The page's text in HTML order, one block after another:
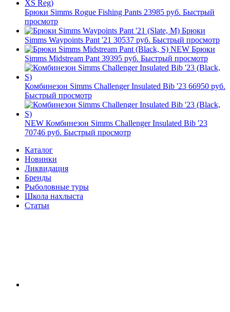
Брюки Simms Rogue Fishing Pants 23985 руб. Быстрый
просмотр
Брюки
Simms Waypoints Pant '21 30537 руб. Быстрый просмотр
NEW Брюки
Simms Midstream Pant 39395 руб. Быстрый просмотр
Комбинезон Simms Challenger Insulated Bib '23 66950 руб.
Быстрый просмотр
NEW Комбинезон Simms Challenger Insulated Bib '23
70746 руб. Быстрый просмотр
Каталог
Новинки
Ликвидация
Бренды
Рыболовные туры
Школа нахлыста
Статьи